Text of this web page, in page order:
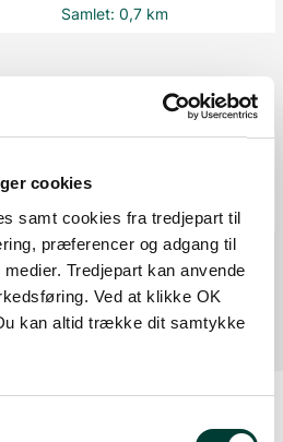
cookies
samt cookies fra tredjepart til
præferencer og adgang til
Tredjepart kan anvende
Ved at klikke OK
kan altid trække dit samtykke
Samlet: 0,7 km
3,2 km
Samlet:3,2 km
Samlet:3,3 km